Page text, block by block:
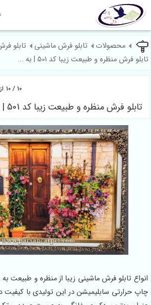
محصولات تابلو فرش ماشینی
تابلو
تابلو فرش منظره و طبیعت زیبا کد 501 | به ...
تابلو فرش منظره و طبیعت زیبا کد 501 | بهترین دکوری
10 / 10 از
چاپ حرارتی سابلیمیشن در این تولیدی با